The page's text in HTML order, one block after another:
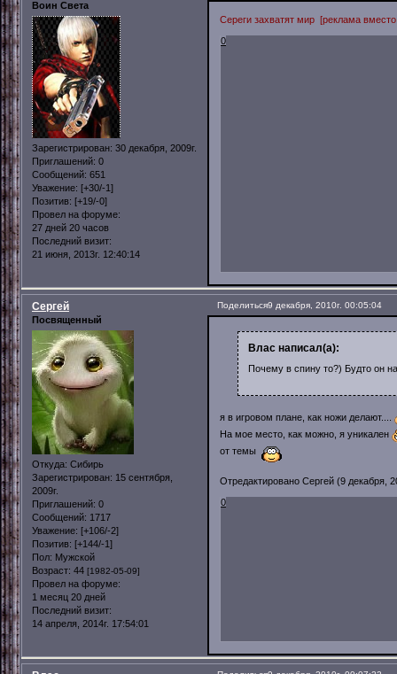
Воин Света
Зарегистрирован: 30 декабря, 2009г.
Приглашений: 0
Сообщений: 651
Уважение: [+30/-1]
Позитив: [+19/-0]
Провел на форуме:
27 дней 20 часов
Последний визит:
21 июня, 2013г. 12:40:14
Сереги захватят мир [реклама
0
Поделиться9 декабря, 2010г. 00:05:04
Сергей
Посвященный
Откуда: Сибирь
Зарегистрирован: 15 сентября,
2009г.
Приглашений: 0
Сообщений: 1717
Уважение: [+106/-2]
Позитив: [+144/-1]
Пол: Мужской
Возраст: 44 [1982-05-09]
Провел на форуме:
1 месяц 20 дней
Последний визит:
14 апреля, 2014г. 17:54:01
Влас написал(а):
Почему в спину то?) Будто он
я в игровом плане, как ножи делают....
На мое место, как можно, я уникален
от темы
Отредактировано Сергей (9 декабря,
0